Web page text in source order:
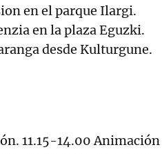
en el parque Ilargi.
en la plaza Eguzki.
desde Kulturgune.
11.15-14.00 Animación